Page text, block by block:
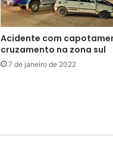
Acidente com
cruzamento na zona sul
7 de janeiro de 2022